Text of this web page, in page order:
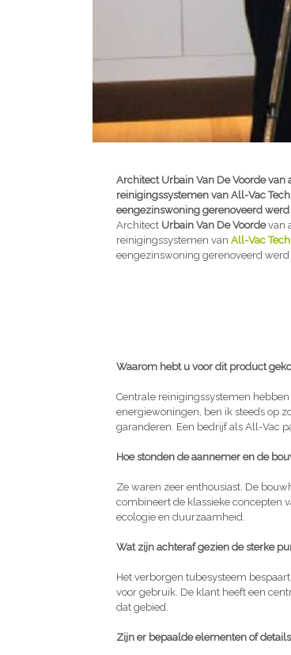
Architect Urbain Van De Voorde
reinigingssystemen van All-Vac
eengezinswoning gerenoveerd
Architect Urbain Van De Voordevan
reinigingssystemen van All-Vac
eengezinswoning gerenoveerd
Waarom hebt u voor dit product
Centrale reinigingssystemen
energiewoningen, ben ik steeds op
garanderen. Een bedrijf als All-Vac
Hoe stonden de aannemer en de
Ze waren zeer enthousiast. De
combineert de klassieke concepten
ecologie en duurzaamheid.
Wat zijn achteraf gezien de sterke
Het verborgen tubesysteem
voor gebruik. De klant heeft een
dat gebied.
Zijn er bepaalde elementen of